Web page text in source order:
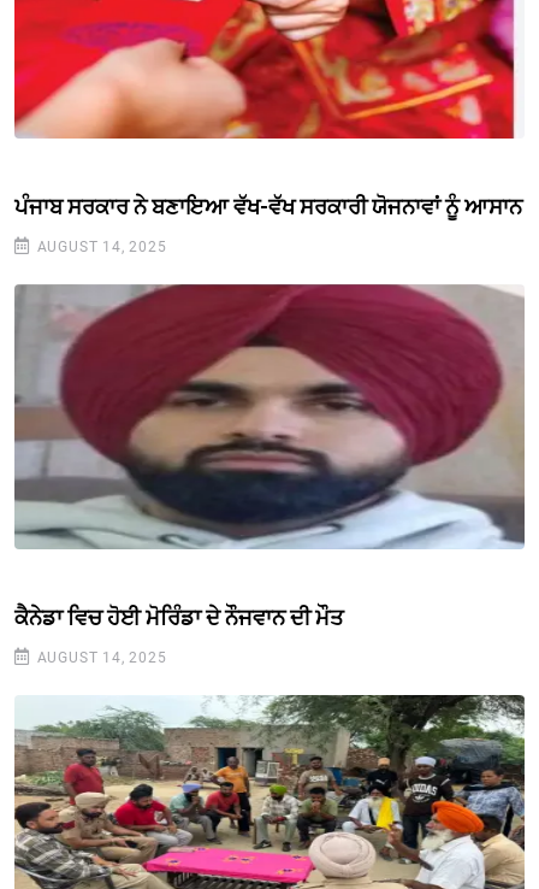
ਪੰਜਾਬ ਸਰਕਾਰ ਨੇ ਬਣਾਇਆ ਵੱਖ-ਵੱਖ ਸਰਕਾਰੀ ਯੋਜਨਾਵਾਂ ਨੂੰ ਆਸਾਨ
AUGUST 14, 2025
ਕੈਨੇਡਾ ਵਿਚ ਹੋਈ ਮੋਰਿੰਡਾ ਦੇ ਨੌਜਵਾਨ ਦੀ ਮੌਤ
AUGUST 14, 2025